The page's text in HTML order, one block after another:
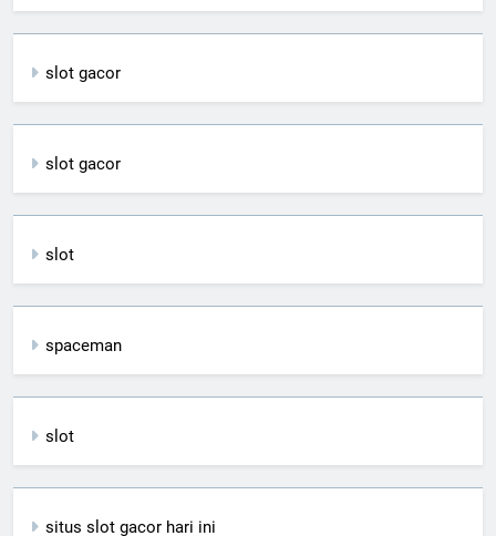
slot gacor
slot gacor
slot
spaceman
slot
situs slot gacor hari ini